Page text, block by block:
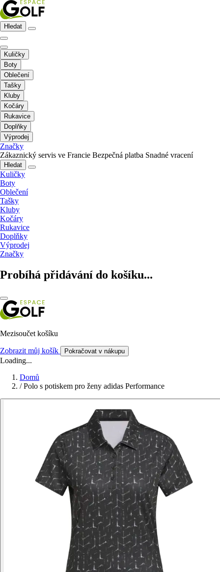
Hledat
Kuličky
Boty
Oblečení
Tašky
Kluby
Kočáry
Rukavice
Doplňky
Výprodej
Značky
Zákaznický servis ve Francie Bezpečná platba Snadné vracení
Hledat
Kuličky
Boty
Oblečení
Tašky
Kluby
Kočáry
Rukavice
Doplňky
Výprodej
Značky
Probíhá přidávání do košíku...
Mezisoučet košíku
Zobrazit můj košík Pokračovat v nákupu
Loading...
Domů
/ Polo s potiskem pro ženy adidas Performance